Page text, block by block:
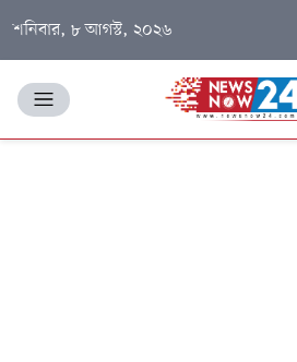
শনিবার, ৮ আগস্ট, ২০২৬